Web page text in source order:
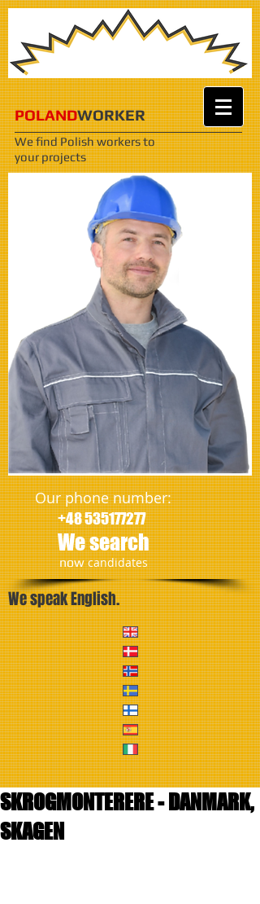
POLANDWORKER
We find Polish workersto
your projects
Our phone number:
+48 535177277
We search
​nowcandidates
We speak English.
SKROGMONTERERE - DANMARK,
SKAGEN